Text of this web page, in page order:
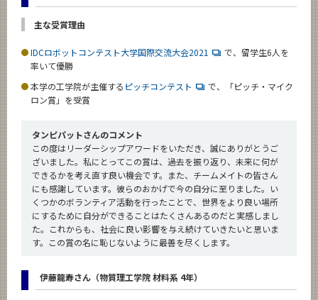
主な受賞理由
IDCロボットコンテスト大学国際交流大会2021
で、留学生6人を
率いて優勝
本学の工学院が主催する ピッチコンテスト
で、「ピッチ・マイク
ロン賞」を受賞
タンピパットさんのコメント
この度はリーダーシップアワードをいただき、誠にありがとうご
ざいました。私にとってこの賞は、過去を振り返り、未来に何が
できるかを考え直す良い機会です。また、チームメイトの皆さん
にも感謝しています。彼らのおかげで今の自分に至りました。い
くつかのボランティア活動を行ったことで、世界をより良い場所
にするために自分ができることはたくさんあるのだと実感しまし
た。これからも、社会に良い影響を与え続けていきたいと思いま
す。この賞の名に恥じないように最善を尽くします。
伊藤龍寿さん（物質理工学院 材料系 4年）